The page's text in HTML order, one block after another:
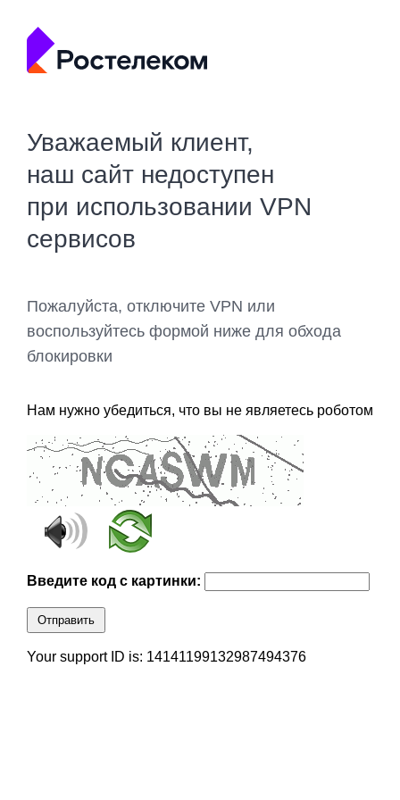
Уважаемый клиент,
наш сайт недоступен
при использовании VPN
сервисов
Пожалуйста, отключите VPN или
воспользуйтесь формой ниже для обхода
блокировки
Нам нужно убедиться, что вы не являетесь роботом
Введите код с картинки:
Отправить
Your support ID is: 14141199132987494376